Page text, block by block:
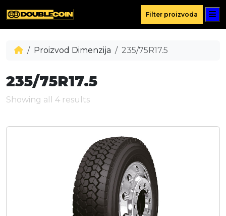
Filter proizvoda
Proizvod Dimenzija 235/75R17.5
235/75R17.5
Showing all 4 results